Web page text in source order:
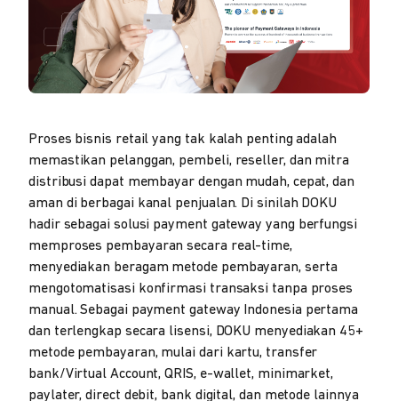
Proses bisnis retail yang tak kalah penting adalah
memastikan pelanggan, pembeli, reseller, dan mitra
distribusi dapat membayar dengan mudah, cepat, dan
aman di berbagai kanal penjualan. Di sinilah DOKU
hadir sebagai solusi payment gateway yang berfungsi
memproses pembayaran secara real-time,
menyediakan beragam metode pembayaran, serta
mengotomatisasi konfirmasi transaksi tanpa proses
manual. Sebagai payment gateway Indonesia pertama
dan terlengkap secara lisensi, DOKU menyediakan 45+
metode pembayaran, mulai dari kartu, transfer
bank/Virtual Account, QRIS, e-wallet, minimarket,
paylater, direct debit, bank digital, dan metode lainnya